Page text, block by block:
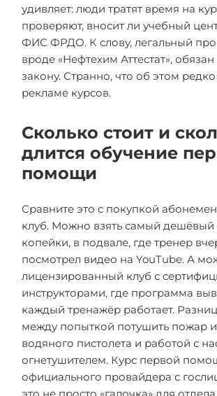
удивляет: люди тратят время на
проверяют, вносит ли учебный
ФИС ФРДО. К слову, легальный
вроде «Нефтехим Аттестат»,
закону. Странно, что об этом
рекламе курсов.
Сколько стоит и
длится обучение
помощи
Сравните это с покупкой
клуб. Можно взять самый дешёвый
копейки, в подвале, где тренер
посмотрел видео на YouTube. А
лицензированный клуб с
инструкторами, где программа
каждый тренажёр работает.
между попыткой потушить пожар
водяного пистолета и работой с
огнетушителем. Курс первой
официального провайдера с